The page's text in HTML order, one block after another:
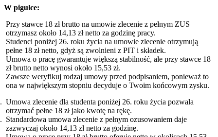
W pigułce:
Przy stawce 18 zł brutto na umowie zlecenie z pełnym ZUS
otrzymasz około 14,13 zł netto za godzinę pracy.
Studenci poniżej 26. roku życia na umowie zlecenie otrzymują
pełne 18 zł netto, gdyż są zwolnieni z PIT i składek.
Umowa o pracę gwarantuje większą stabilność, ale przy stawce 18
zł brutto netto wynosi około 15,53 zł.
Zawsze weryfikuj rodzaj umowy przed podpisaniem, ponieważ to
ona w największym stopniu decyduje o Twoim końcowym zysku.
Umowa zlecenie dla studenta poniżej 26. roku życia pozwala
otrzymać pełne 18 zł jako kwotę na rękę.
Standardowa umowa zlecenie z pełnym ozusowaniem daje
zazwyczaj około 14,13 zł netto za godzinę.